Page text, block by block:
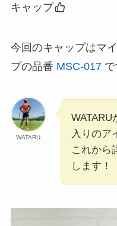
キャップ
今回のキャップはマ
プの品番 MSC-017で
WATARU
WATARU
入りのア
これから
します！